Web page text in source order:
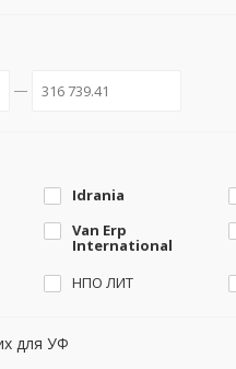
Idrania
Van Erp
International
НПО ЛИТ
для УФ